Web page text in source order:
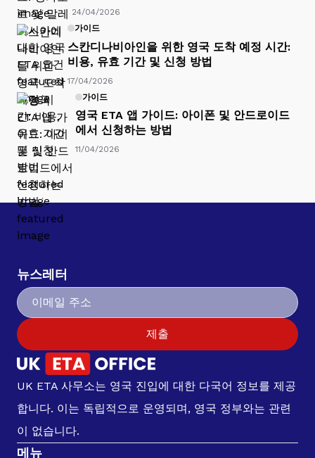
24/04/2026
가이드
스칸디나비아인을 위한 영국 도착 예정 시간:
비용, 유효 기간 및 신청 방법
17/04/2026
가이드
영국 ETA 앱 가이드: 아이폰 및 안드로이드
에서 신청하는 방법
11/04/2026
뉴스레터
제출
UK ETA 사무소는 영국 진입에 대한 다국어 정보를 제공
합니다. 이는 독립적으로 운영되며, 영국 정부와는 관련
이 없습니다.
메뉴